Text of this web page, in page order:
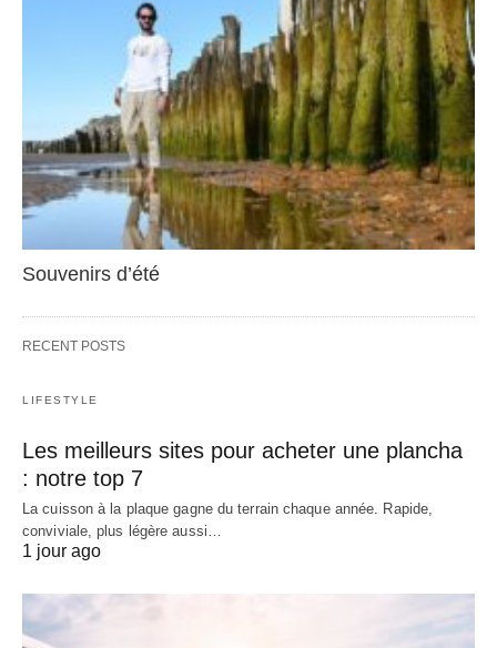
Souvenirs d’été
RECENT POSTS
LIFESTYLE
Les meilleurs sites pour acheter une plancha
: notre top 7
La cuisson à la plaque gagne du terrain chaque année. Rapide,
conviviale, plus légère aussi…
1 jour ago